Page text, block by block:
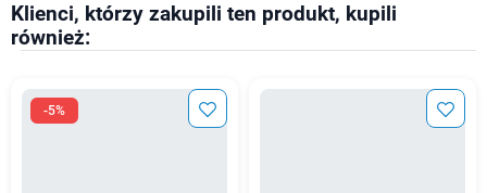
Klienci, którzy zakupili ten produkt, kupili
również:
-5%